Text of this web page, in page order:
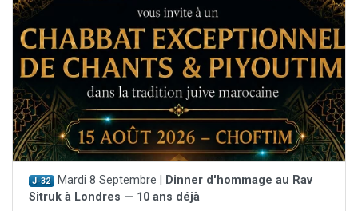
J-32 Mardi 8 Septembre |
Dinner d'hommage au Rav
Sitruk à Londres — 10 ans déjà